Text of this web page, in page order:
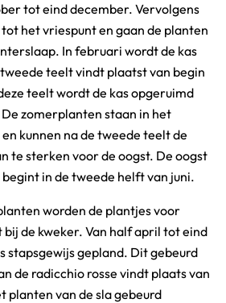
tot eind december. Vervolgens
het vriespunt en gaan de planten
In februari wordt de kas
teelt vindt plaatst van begin
teelt wordt de kas opgeruimd
zomerplanten staan in het
kunnen na de tweede teelt de
te sterken voor de oogst. De oogst
in de tweede helft van juni.
worden de plantjes voor
de kweker. Van half april tot eind
stapsgewijs gepland. Dit gebeurd
de radicchio rosse vindt plaats van
planten van de sla gebeurd